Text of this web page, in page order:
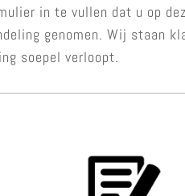
in te vullen dat u op
genomen. Wij staan
soepel verloopt.